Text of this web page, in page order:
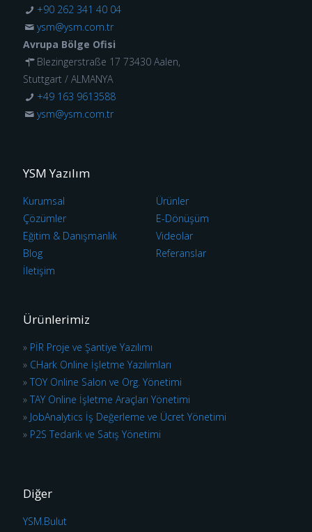
+90 262 341 40 04
ysm@ysm.com.tr
Avrupa Bölge Ofisi
Blezingerstraße 17 73430 Aalen,
Stuttgart / ALMANYA
+49 163 9613588
ysm@ysm.com.tr
YSM Yazılım
Kurumsal
Ürünler
Çözümler
E-Dönüşüm
Eğitim & Danışmanlık
Videolar
Blog
Referanslar
İletişim
Ürünlerimiz
» PİR Proje ve Şantiye Yazılımı
» CHark Online İşletme Yazılımları
» TOY Online Salon ve Org. Yönetimi
» TAY Online İşletme Araçları Yönetimi
» JobAnalytics İş Değerleme ve Ücret Yönetimi
» P2S Tedarik ve Satış Yönetimi
Diğer
YSM.Bulut